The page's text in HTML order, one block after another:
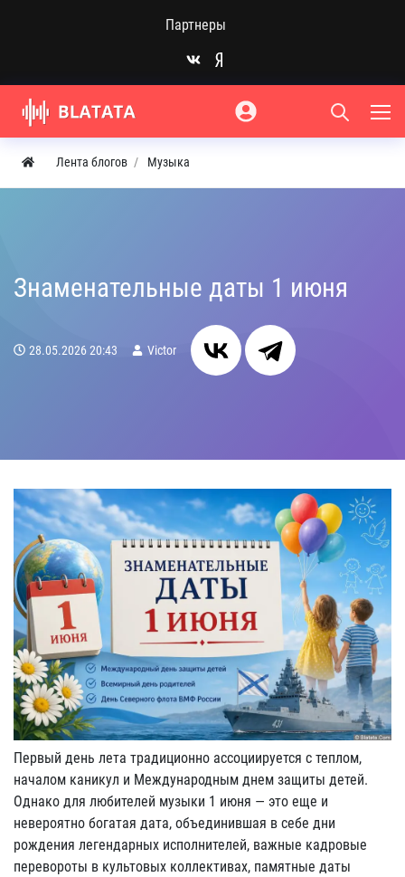
Партнеры
Лента блогов Музыка
Знаменательные даты 1 июня
28.05.202620:43 Victor
Первый день лета традиционно ассоциируется с теплом,
началом каникул и Международным днем защиты детей.
Однако для любителей музыки 1 июня — это еще и
невероятно богатая дата, объединившая в себе дни
рождения легендарных исполнителей, важные кадровые
перевороты в культовых коллективах, памятные даты